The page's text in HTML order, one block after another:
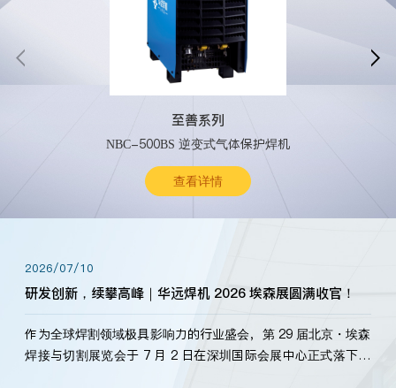
至善系列
NBC-500BS 逆变式气体保护焊机
查看详情
 
2026/07/10
研发创新，续攀高峰｜华远焊机 2026 埃森展圆满收官！
作为全球焊割领域极具影响力的行业盛会，第 29 届北京・埃森
焊接与切割展览会于 7 月 2 日在深圳国际会展中心正式落下帷